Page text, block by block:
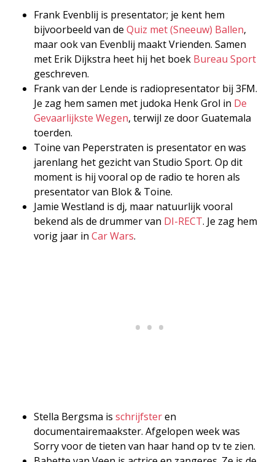
Frank Evenblij is presentator; je kent hem
bijvoorbeeld van de Quiz met (Sneeuw) Ballen,
maar ook van Evenblij maakt Vrienden. Samen
met Erik Dijkstra heet hij het boek Bureau Sport
geschreven.
Frank van der Lende is radiopresentator bij 3FM.
Je zag hem samen met judoka Henk Grol in De
Gevaarlijkste Wegen, terwijl ze door Guatemala
toerden.
Toine van Peperstraten is presentator en was
jarenlang het gezicht van Studio Sport. Op dit
moment is hij vooral op de radio te horen als
presentator van Blok & Toine.
Jamie Westland is dj, maar natuurlijk vooral
bekend als de drummer van DI-RECT. Je zag hem
vorig jaar in Car Wars.
Stella Bergsma is schrijfsteren
documentairemaakster. Afgelopen week was
Sorry voor de tieten van haar hand op tv te zien.